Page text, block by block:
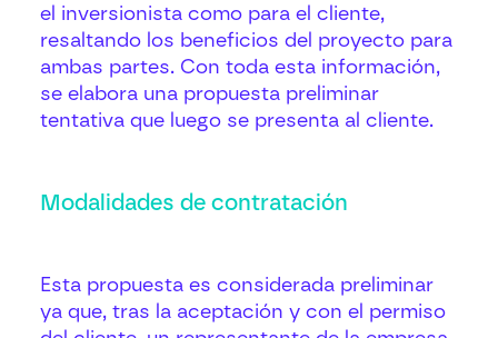
el inversionista como para el cliente,
resaltando los beneficios del proyecto para
ambas partes. Con toda esta información,
se elabora una propuesta preliminar
tentativa que luego se presenta al cliente.
Modalidades de contratación
Esta propuesta es considerada preliminar
ya que, tras la aceptación y con el permiso